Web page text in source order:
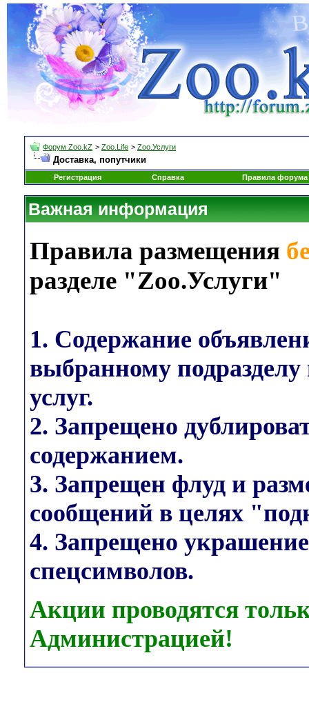
Форум Zoo.kZ > Zoo.Life > Zoo.Услуги
Доставка, попутчики
Регистрация Справка Правила форума
Важная информация
Правила размещения
разделе "Zoo.Услуги"
1. Содержание
выбранному
услуг.
2. Запрещено
содержанием.
3. Запрещен флуд и
сообщений в целях
4. Запрещено
спецсимволов.
Акции проводятся
Администрацией!